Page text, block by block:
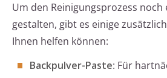
Um den Reinigungsprozess noch
gestalten, gibt es einige
Ihnen helfen können:
Backpulver-Paste: Für